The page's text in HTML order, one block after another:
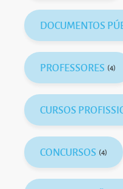
DOCUMENTOS
PROFESSORES (4)
CURSOS
CONCURSOS (4)